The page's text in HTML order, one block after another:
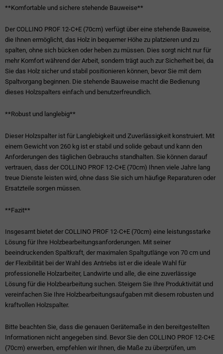
**Komfortable und sichere stehende Bauweise**
Der COLLINO PROF 12-C+E (70cm) verfügt über eine stehende Bauweise,
die Ihnen ermöglicht, das Holz in bequemer Höhe zu platzieren und zu
spalten, ohne sich bücken oder heben zu müssen. Dies sorgt nicht nur für
mehr Komfort während der Arbeit, sondern trägt auch zur Sicherheit bei, da
Sie das Holz sicher und stabil positionieren können, bevor Sie mit dem
Spaltvorgang beginnen. Die stehende Bauweise macht die Bedienung
dieses Holzspalters einfach und benutzerfreundlich.
**Robust und langlebig**
Dieser Holzspalter ist für Langlebigkeit und Zuverlässigkeit konstruiert. Mit
einem Gewicht von 260 kg ist er stabil und solide gebaut und kann den
Anforderungen des täglichen Gebrauchs standhalten. Sie können darauf
vertrauen, dass der COLLINO PROF 12-C+E (70cm) Ihnen viele Jahre lang
treue Dienste leisten wird, ohne dass Sie sich um häufige Reparaturen oder
Ersatzteile sorgen müssen.
**Fazit**
Insgesamt bietet der COLLINO PROF 12-C+E (70cm) eine leistungsstarke
Lösung für Ihre Holzbearbeitungsanforderungen. Mit seiner
beeindruckenden Spaltkraft, der maximalen Spaltgutlänge von 70 cm und
der Flexibilität bei der Wahl des Antriebs ist er die ideale Wahl für
professionelle Holzarbeiter, Landwirte und alle, die eine zuverlässige
Lösung für die Holzbearbeitung suchen. Steigern Sie Ihre Produktivität und
vereinfachen Sie Ihre Holzbearbeitungsaufgaben mit diesem robusten und
kraftvollen Holzspalter.
Bitte beachten Sie, dass die genauen Gerätemaße in den bereitgestellten
Informationen nicht angegeben sind. Bevor Sie den COLLINO PROF 12-C+E
(70cm) erwerben, empfehlen wir Ihnen, die Maße zu überprüfen, um